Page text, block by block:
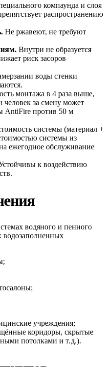
компаунда и слоя
распространению
Не ржавеют, не требуют
Внутри не образуется
риск засоров
воды стенки
монтажа в 4 раза выше,
человек за смену может
AntiFire против 50 м
системы (материал +
системы из
ежегодное обслуживание
к воздействию
водяного и пенного
водозаполненных
учреждения;
коридоры, скрытые
потолками и т.д.).